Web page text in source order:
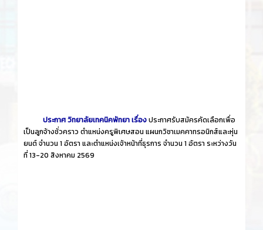
ประกาศ วิทยาลัยเทคนิคพัทยา เรื่องประกาศรับสมัครคัดเลือกเพื่อ
เป็นลูกจ้างชั่วคราว ตำแหน่งครูพิเศษสอน แผนกวิชาเมคคาทรอนิกส์และหุ่น
ยนต์ จำนวน 1 อัตรา และตำแหน่งเจ้าหน้าที่ธุรการ จำนวน 1 อัตรา ระหว่างวัน
ที่ 13-20 สิงหาคม 2569